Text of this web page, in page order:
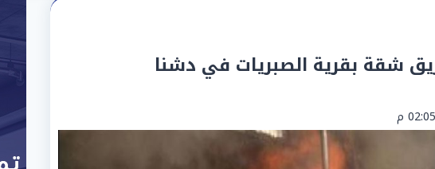
شقة بقرية الصبريات في دشنا